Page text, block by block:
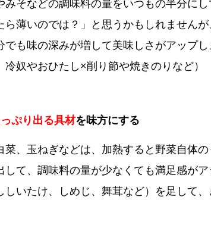
などの調味料の量をいつもの半分にし
ら薄いのでは？」と思うかもしれません
でも味の深みが増して美味しさがアップ
冷奴やおひたし×削り節や焼きのりなど）
ぷり出る具材を味方にする
玉ねぎなどは、加熱すると野菜自体の
して、調味料の量が少なくても満足感が
しいたけ、しめじ、舞茸など）を足して